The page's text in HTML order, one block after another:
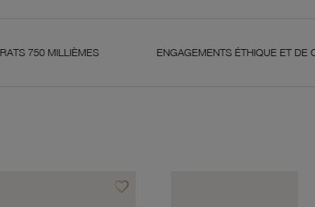
ENGAGEMENTS ÉTHIQUE ET DE QUALITÉ
favorite_borderAjouter à vos favoris